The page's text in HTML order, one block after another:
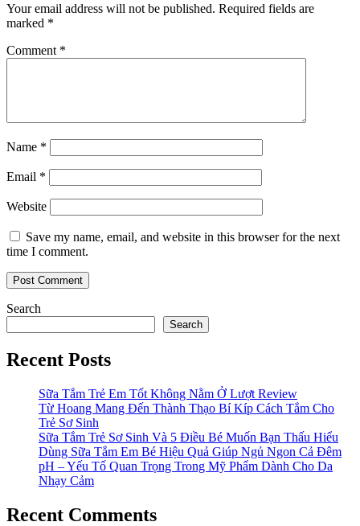
Your email address will not be published. Required fields are
marked *
Comment *
Name *
Email *
Website
Save my name, email, and website in this browser for the next
time I comment.
Search
Search
Recent Posts
Sữa Tắm Trẻ Em Tốt Không Nằm Ở Lượt Review
Từ Hoang Mang Đến Thành Thạo Bí Kíp Cách Tắm Cho
Trẻ Sơ Sinh
Sữa Tắm Trẻ Sơ Sinh Và 5 Điều Bé Muốn Bạn Thấu Hiểu
Dùng Sữa Tắm Em Bé Hiệu Quả Giúp Ngủ Ngon Cả Đêm
pH – Yếu Tố Quan Trọng Trong Mỹ Phẩm Dành Cho Da
Nhạy Cảm
Recent Comments